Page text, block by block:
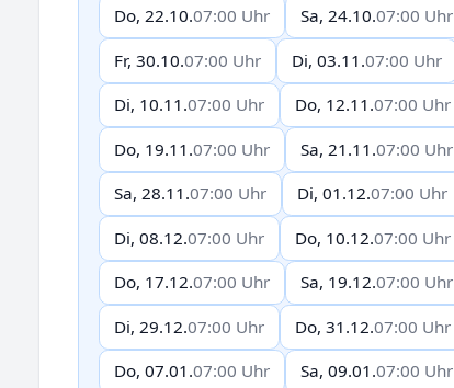
Do, 22.10.07:00 Uhr Sa, 24.10.07:00 Uhr
Fr, 30.10.07:00 Uhr Di, 03.11.07:00 Uhr
Di, 10.11.07:00 Uhr Do, 12.11.07:00 Uhr
Do, 19.11.07:00 Uhr Sa, 21.11.07:00 Uhr
Sa, 28.11.07:00 Uhr Di, 01.12.07:00 Uhr
Di, 08.12.07:00 Uhr Do, 10.12.07:00 Uhr
Do, 17.12.07:00 Uhr Sa, 19.12.07:00 Uhr
Di, 29.12.07:00 Uhr Do, 31.12.07:00 Uhr
Do, 07.01.07:00 Uhr Sa, 09.01.07:00 Uhr